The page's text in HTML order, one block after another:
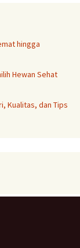
hingga
Hewan Sehat
Kualitas, dan Tips